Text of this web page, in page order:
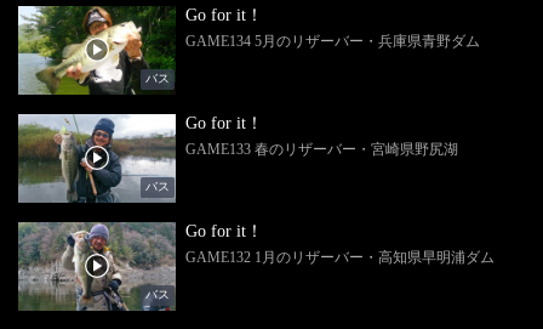
バス
Go for it！
GAME134 5月のリザーバー・兵庫県青野ダム
バス
Go for it！
GAME133 春のリザーバー・宮崎県野尻湖
バス
Go for it！
GAME132 1月のリザーバー・高知県早明浦ダム